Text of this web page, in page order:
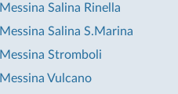
Messina Salina Rinella
Messina Salina S.Marina
Messina Stromboli
Messina Vulcano